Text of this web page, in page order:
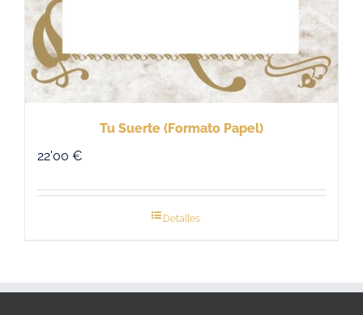
Tu Suerte (Formato Papel)
22'00 €
Detalles